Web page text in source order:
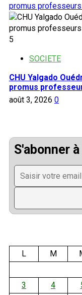
promus
5
SOCIETE
CHU Yalgado
promus
août 3, 2026 0
S'abonner
L
M
3
4